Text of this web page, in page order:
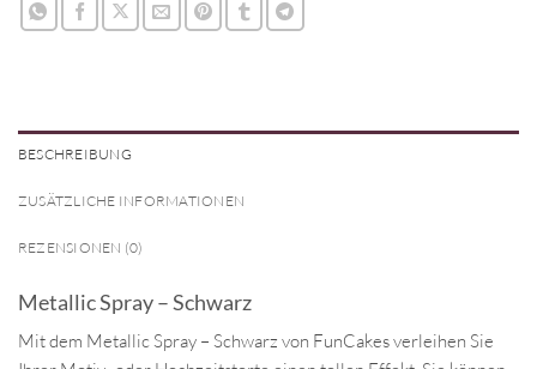
BESCHREIBUNG
ZUSÄTZLICHE INFORMATIONEN
REZENSIONEN (0)
Metallic Spray – Schwarz
Mit dem Metallic Spray – Schwarz von FunCakes verleihen Sie